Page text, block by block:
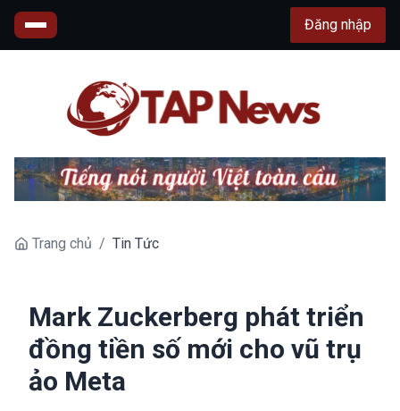
Đăng nhập
Trang chủ / Tin Tức
Mark Zuckerberg phát triển
đồng tiền số mới cho vũ trụ
ảo Meta